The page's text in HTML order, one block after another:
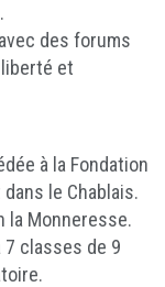
des forums
et
à la Fondation
le Chablais.
la Monneresse.
classes de 9